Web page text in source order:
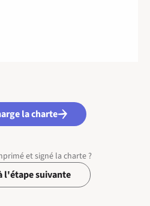
la charte
et signé la charte ?
l'étape suivante